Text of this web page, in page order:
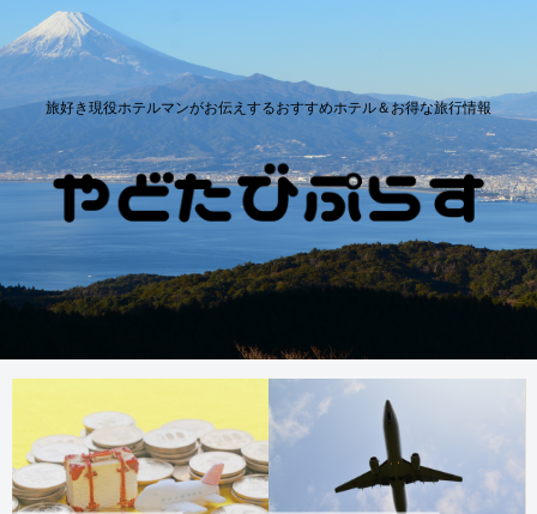
旅好き現役ホテルマンがお伝えするおすすめホテル＆お得な旅行情報